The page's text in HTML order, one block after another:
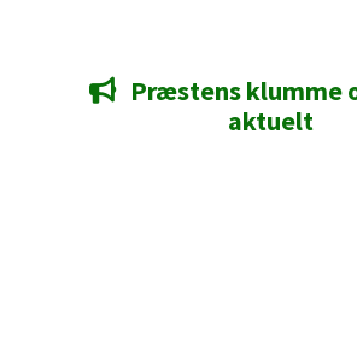
Præstens klumme
aktuelt